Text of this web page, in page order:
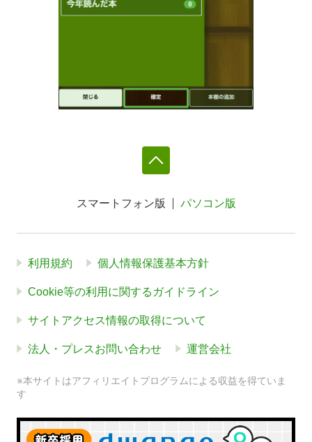
スマートフォン版 パソコン版
利用規約 個人情報保護基本方針
Cookie等の利用に関するガイドライン
サイトアクセス情報の取得について
法人・プレスお問い合わせ 運営会社
※本サイトはアフィリエイトプログラムによる収益を得ていま
す